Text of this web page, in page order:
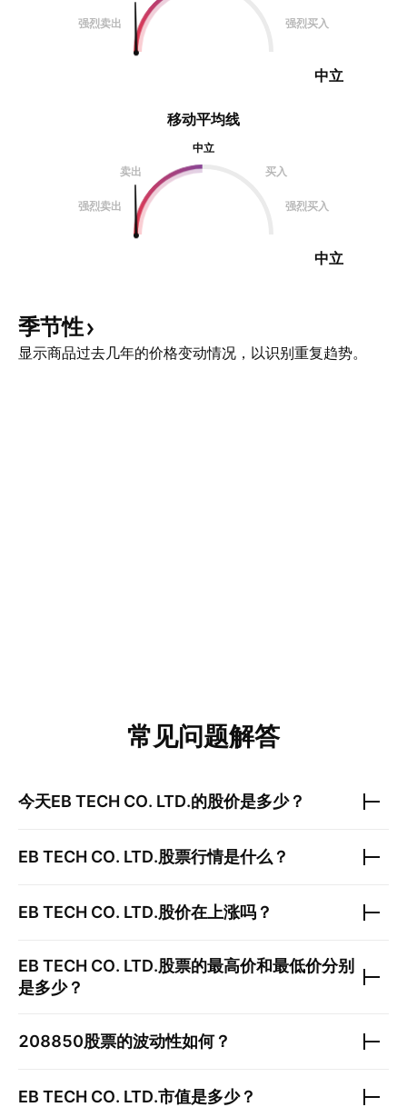
强烈卖出 强烈买入
中立
移动平均线
中立
卖出
买入
强烈卖出 强烈买入
中立
季节性
显示商品过去几年的价格变动情况，以识别重复趋势。
常见问题解答
今天EB TECH CO. LTD.的股价是多少？
EB TECH CO. LTD.股票行情是什么？
EB TECH CO. LTD.股价在上涨吗？
EB TECH CO. LTD.股票的最高价和最低价分别
是多少？
208850股票的波动性如何？
EB TECH CO. LTD.市值是多少？